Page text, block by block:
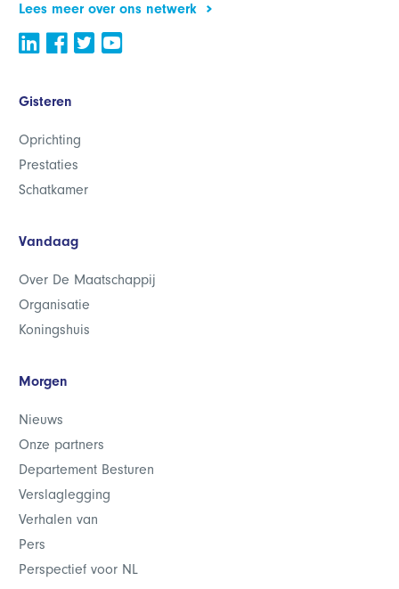
Lees meer over ons netwerk
Gisteren
Oprichting
Prestaties
Schatkamer
Vandaag
Over De Maatschappij
Organisatie
Koningshuis
Morgen
Nieuws
Onze partners
Departement Besturen
Verslaglegging
Verhalen van
Pers
Perspectief voor NL